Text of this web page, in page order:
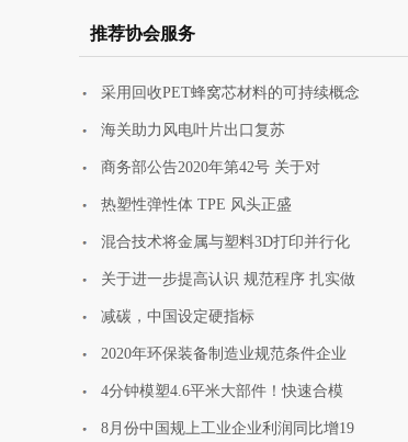
会再度荣获中
推荐协会服务
采用回收PET蜂窝芯材料的可持续概念
海关助力风电叶片出口复苏
商务部公告2020年第42号 关于对
热塑性弹性体 TPE 风头正盛
混合技术将金属与塑料3D打印并行化
关于进一步提高认识 规范程序 扎实做
减碳，中国设定硬指标
2020年环保装备制造业规范条件企业
4分钟模塑4.6平米大部件！快速合模
8月份中国规上工业企业利润同比增19